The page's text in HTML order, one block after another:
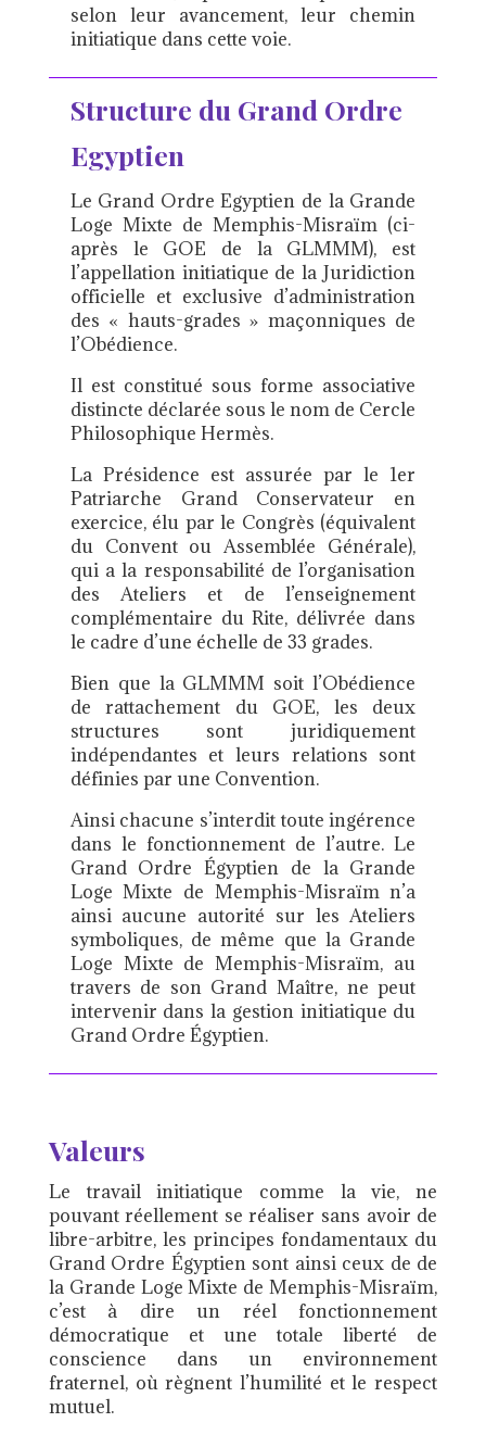
selon leur avancement, leur chemin
initiatique dans cette voie.
Structure du Grand Ordre
Egyptien
Le Grand Ordre Egyptien de la Grande
Loge Mixte de Memphis-Misraïm (ci-
après le GOE de la GLMMM), est
l’appellation initiatique de la Juridiction
officielle et exclusive d’administration
des « hauts-grades » maçonniques de
l’Obédience.
Il est constitué sous forme associative
distincte déclarée sous le nom de Cercle
Philosophique Hermès.
La Présidence est assurée par le 1er
Patriarche Grand Conservateur en
exercice, élu par le Congrès (équivalent
du Convent ou Assemblée Générale),
qui a la responsabilité de l’organisation
des Ateliers et de l’enseignement
complémentaire du Rite, délivrée dans
le cadre d’une échelle de 33 grades.
Bien que la GLMMM soit l’Obédience
de rattachement du GOE, les deux
structures sont juridiquement
indépendantes et leurs relations sont
définies par une Convention.
Ainsi chacune s’interdit toute ingérence
dans le fonctionnement de l’autre. Le
Grand Ordre Égyptien de la Grande
Loge Mixte de Memphis-Misraïm n’a
ainsi aucune autorité sur les Ateliers
symboliques, de même que la Grande
Loge Mixte de Memphis-Misraïm, au
travers de son Grand Maître, ne peut
intervenir dans la gestion initiatique du
Grand Ordre Égyptien.
Valeurs
Le travail initiatique comme la vie, ne
pouvant réellement se réaliser sans avoir de
libre-arbitre, les principes fondamentaux du
Grand Ordre Égyptien sont ainsi ceux de de
la Grande Loge Mixte de Memphis-Misraïm,
c’est à dire un réel fonctionnement
démocratique et une totale liberté de
conscience dans un environnement
fraternel, où règnent l’humilité et le respect
mutuel.